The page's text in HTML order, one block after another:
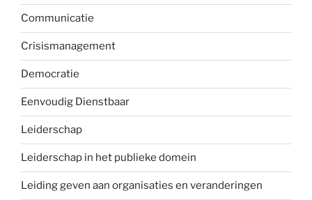
Communicatie
Crisismanagement
Democratie
Eenvoudig Dienstbaar
Leiderschap
Leiderschap in het publieke domein
Leiding geven aan organisaties en veranderingen